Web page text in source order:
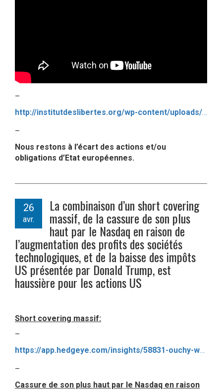
–
http://institutdeslibertes.org/wp-content/uploads/2017/03/Rapport-Euro-2017.pdf
–
Nous restons à l’écart des actions et/ou
obligations d’Etat européennes.
26
avr.
La combinaison d’un short covering
massif, de la cassure de son plus
haut par le Nasdaq en raison de
l’augmentation des profits des sociétés
technologiques, et de la baisse des impôts
US présentée par Donald Trump, est
haussière pour les actions US
Short covering massif:
–
https://app.hedgeye.com/insights/58831-ouchy-wall-street-consensus-hit-by-epic-short-squeeze
–
Cassure de son plus haut par le Nasdaq en raison